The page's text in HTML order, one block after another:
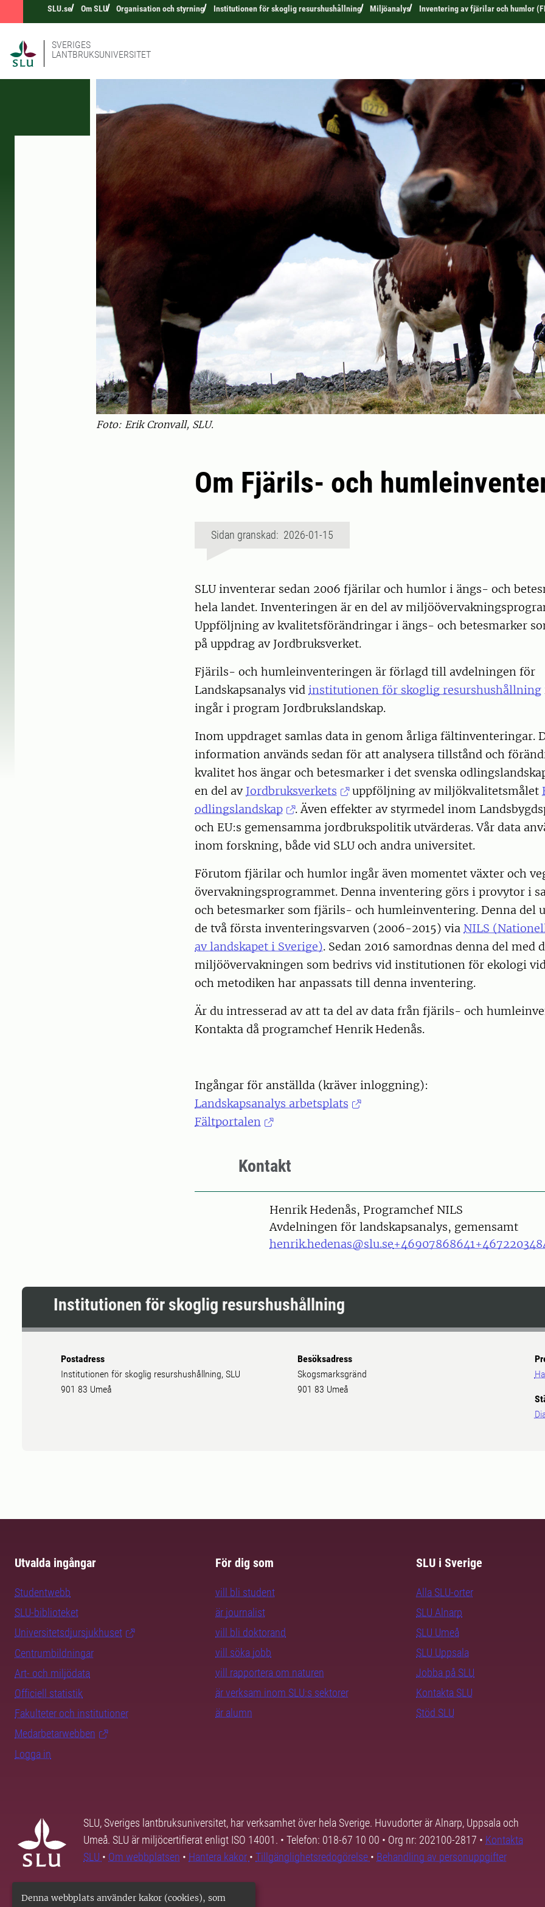
Denna webbplats använder kakor (cookies), som
SLU.se Om SLU Organisation och styrning Institutionen för skoglig resurshushållning Miljöanalys Inventering av fjärilar och humlor
SVERIGES
LANTBRUKSUNIVERSITET
Foto: Erik Cronvall, SLU.
Om Fjärils- och
Sidan granskad: 2026-01-15
SLU inventerar sedan 2006 fjärilar och humlor i ängs- och
hela landet. Inventeringen är en del av
Uppföljning av kvalitetsförändringar i ängs- och betesmarker
på uppdrag av Jordbruksverket.
Fjärils- och humleinventeringen är förlagd till avdelningen för
Landskapsanalys vid institutionen för skoglig resurshushållning
ingår i program Jordbrukslandskap.
Inom uppdraget samlas data in genom årliga fältinventeringar.
information används sedan för att analysera tillstånd och
kvalitet hos ängar och betesmarker i det svenska
en del av Jordbruksverkets uppföljning av miljökvalitetsmålet
odlingslandskap
. Även effekter av styrmedel inom
och EU:s gemensamma jordbrukspolitik utvärderas. Vår data
inom forskning, både vid SLU och andra universitet.
Förutom fjärilar och humlor ingår även momentet växter och
övervakningsprogrammet. Denna inventering görs i provytor i
och betesmarker som fjärils- och humleinventering. Denna del
de två första inventeringsvarven (2006-2015) via NILS
av landskapet i Sverige). Sedan 2016 samordnas denna del med
miljöövervakningen som bedrivs vid institutionen för ekologi vid
och metodiken har anpassats till denna inventering.
Är du intresserad av att ta del av data från fjärils- och
Kontakta då programchef Henrik Hedenås.
Ingångar för anställda (kräver inloggning):
Landskapsanalys arbetsplats
Fältportalen
Kontakt
PersonHenrik Hedenås, Programchef NILS
Avdelningen för landskapsanalys, gemensamt
henrik.hedenas@slu.se+46907868641
Institutionen för skoglig resurshushållning
Postadress
Institutionen för skoglig resurshushållning, SLU
901 83 Umeå
Besöksadress
Skogsmarksgränd
901 83 Umeå
Utvalda ingångar
Studentwebb
SLU-biblioteket
Universitetsdjursjukhuset
Centrumbildningar
Art- och miljödata
Officiell statistik
Fakulteter och institutioner
Medarbetarwebben
Logga in
För dig som
vill bli student
är journalist
vill bli doktorand
vill söka jobb
vill rapportera om naturen
är verksam inom SLU:s sektorer
är alumn
SLU i Sverige
Alla SLU-orter
SLU Alnarp
SLU Umeå
SLU Uppsala
Jobba på SLU
Kontakta SLU
Stöd SLU
SLU, Sveriges lantbruksuniversitet, har verksamhet över hela Sverige. Huvudorter är Alnarp, Uppsala och
Umeå. SLU är miljöcertifierat enligt ISO 14001. • Telefon: 018-67 10 00 • Org nr: 202100-2817 • Kontakta
SLU • Om webbplatsen • Hantera kakor • Tillgänglighetsredogörelse • Behandling av personuppgifter